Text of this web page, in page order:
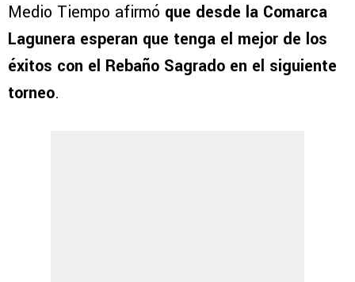
Medio Tiempo afirmó que desde la Comarca
Lagunera esperan que tenga el mejor de los
éxitos con el Rebaño Sagrado en el siguiente
torneo.